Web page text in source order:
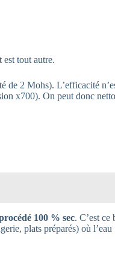
est tout autre.
de 2 Mohs). L’efficacité
x700). On peut donc
100 % sec. C’est ce
plats préparés) où